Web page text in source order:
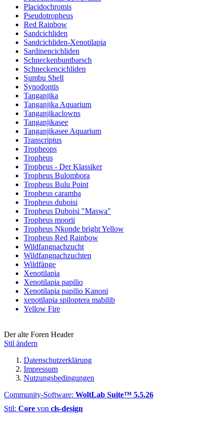
Placidochromis
Pseudotropheus
Red Rainbow
Sandcichliden
Sandcichliden-Xenotilapia
Sardinencichliden
Schneckenbuntbarsch
Schneckencichliden
Sumbu Shell
Synodontis
Tanganjika
Tanganjika Aquarium
Tanganjikaclowns
Tanganjikasee
Tanganjikasee Aquarium
Transcriptus
Tropheops
Tropheus
Tropheus - Der Klassiker
Tropheus Bulombora
Tropheus Bulu Point
Tropheus caramba
Tropheus duboisi
Tropheus Duboisi "Maswa"
Tropheus moorii
Tropheus Nkonde bright Yellow
Tropheus Red Rainbow
Wildfangnachzucht
Wildfangnachzuchten
Wildfänge
Xenotilapia
Xenotilapia papilio
Xenotilapia papilio Kanoni
xenotilapia spiloptera mabilib
Yellow Fire
Der alte Foren Header
Stil ändern
Datenschutzerklärung
Impressum
Nutzungsbedingungen
Community-Software: WoltLab Suite™ 5.5.26
Stil: Core von cls-design